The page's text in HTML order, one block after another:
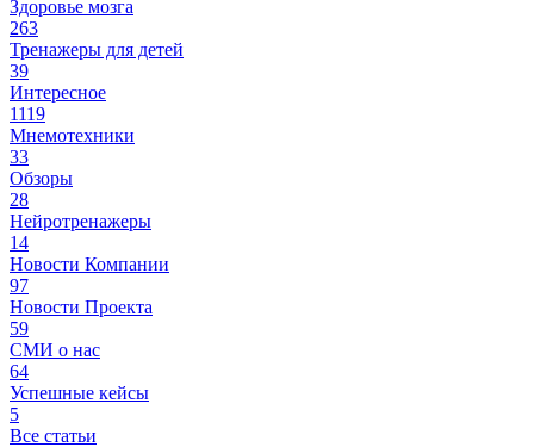
Здоровье мозга
263
Тренажеры для детей
39
Интересное
1119
Мнемотехники
33
Обзоры
28
Нейротренажеры
14
Новости Компании
97
Новости Проекта
59
СМИ о нас
64
Успешные кейсы
5
Все статьи